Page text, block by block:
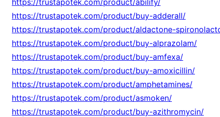
https://trustapotek.com/product/buy-adderall/
https://trustapotek.com/product/aldactone-
https://trustapotek.com/product/buy-alprazolam/
https://trustapotek.com/product/buy-amfexa/
https://trustapotek.com/product/buy-amoxicillin/
https://trustapotek.com/product/amphetamines/
https://trustapotek.com/product/asmoken/
https://trustapotek.com/product/buy-azithromycin/